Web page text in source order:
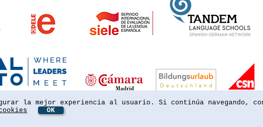
la mejor experiencia al usuario. Si continúa navegando,
OK